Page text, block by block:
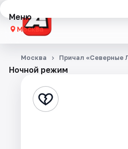
Меню
Москва
Концерты
Стендап
Ночной режим
Москва Причал «Северные